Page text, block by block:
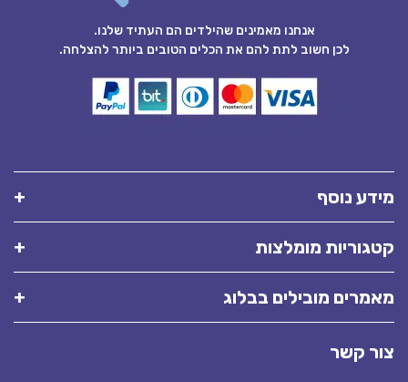
אנחנו מאמינים שהילדים הם העתיד שלנו.
לכן חשוב לתת להם את הכלים הטובים ביותר להצלחה.
מידע נוסף
קטגוריות מומלצות
מאמרים מובילים בבלוג
צור קשר